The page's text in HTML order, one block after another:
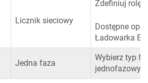
Licznik sieciowy
Zdefiniuj rolę
Dostępne
Ładowarka
Jedna faza
Wybierz typ
jednofazowy